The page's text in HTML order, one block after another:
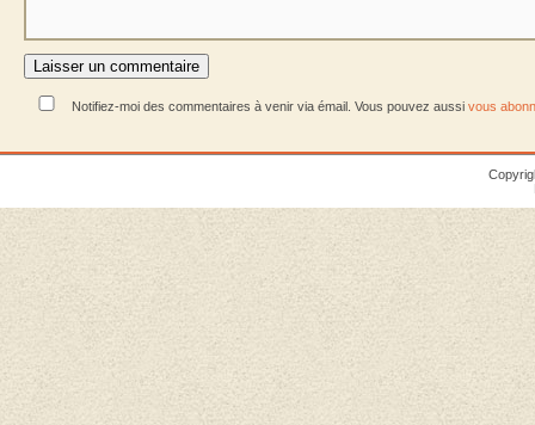
Notifiez-moi des commentaires à venir via émail. Vous pouvez aussi vous